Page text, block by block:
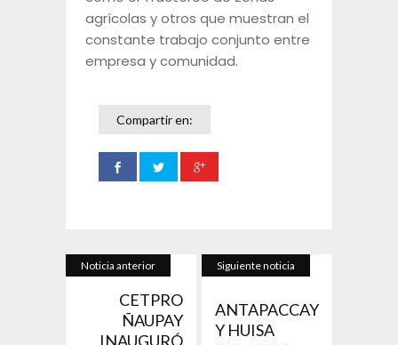
agrícolas y otros que muestran el
constante trabajo conjunto entre
empresa y comunidad.
Compartir en:
Noticia anterior
CETPRO
ÑAUPAY
INAUGURÓ
Siguiente noticia
ANTAPACCAY
Y HUISA